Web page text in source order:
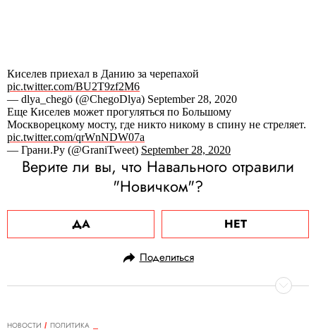
Киселев приехал в Данию за черепахой
pic.twitter.com/BU2T9zf2M6
— dlya_chegö (@ChegoDlya) September 28, 2020
Еще Киселев может прогуляться по Большому
Москворецкому мосту, где никто никому в спину не стреляет.
pic.twitter.com/qrWnNDW07a
— Грани.Ру (@GraniTweet) September 28, 2020
Верите ли вы, что Навального отравили
"Новичком"?
ДА НЕТ
Поделиться
НОВОСТИ
ПОЛИТИКА